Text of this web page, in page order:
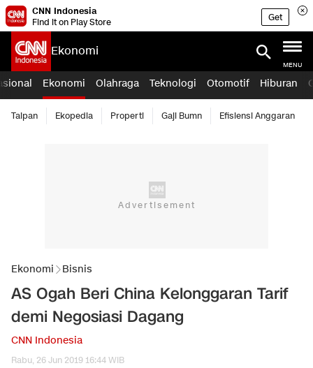
CNN Indonesia
Find it on Play Store
Get
Ekonomi
MENU
Ekonomi Olahraga Teknologi Otomotif Hiburan
Taipan Ekopedia Properti Gaji Bumn Efisiensi Anggaran
Ekonomi Bisnis
AS Ogah Beri China Kelonggaran Tarif
demi Negosiasi Dagang
CNN Indonesia
Rabu, 26 Jun 2019 16:44 WIB